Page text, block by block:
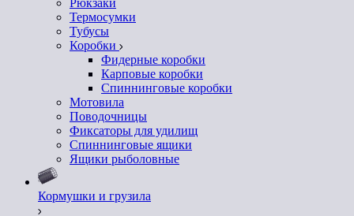
Рюкзаки
Термосумки
Тубусы
Коробки
Фидерные коробки
Карповые коробки
Спиннинговые коробки
Мотовила
Поводочницы
Фиксаторы для удилищ
Спиннинговые ящики
Ящики рыболовные
Кормушки и грузила